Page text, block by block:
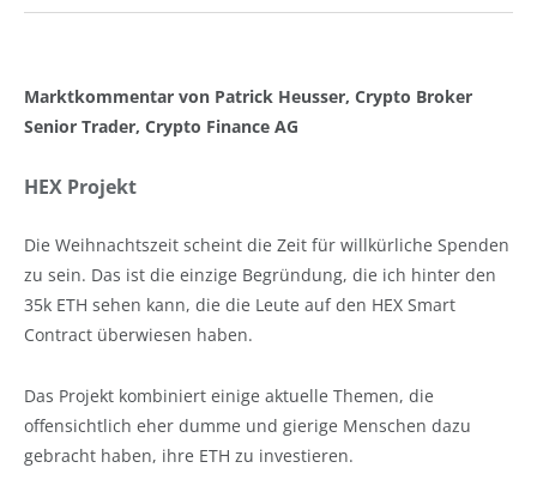
Marktkommentar von Patrick Heusser, Crypto Broker
Senior Trader, Crypto Finance AG
HEX Projekt
Die Weihnachtszeit scheint die Zeit für willkürliche Spenden
zu sein. Das ist die einzige Begründung, die ich hinter den
35k ETH sehen kann, die die Leute auf den HEX Smart
Contract überwiesen haben.
Das Projekt kombiniert einige aktuelle Themen, die
offensichtlich eher dumme und gierige Menschen dazu
gebracht haben, ihre ETH zu investieren.